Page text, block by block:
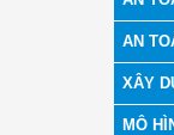
AN
XÂY
MÔ